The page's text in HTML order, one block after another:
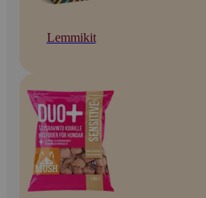
Lemmikit